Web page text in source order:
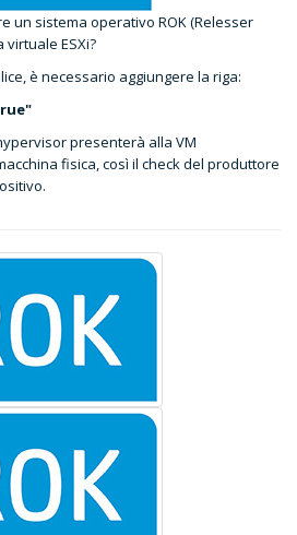
un sistema operativo ROK (Relesser
ESXi?
è necessario aggiungere la riga:
presenterà alla VM
fisica, così il check del produttore